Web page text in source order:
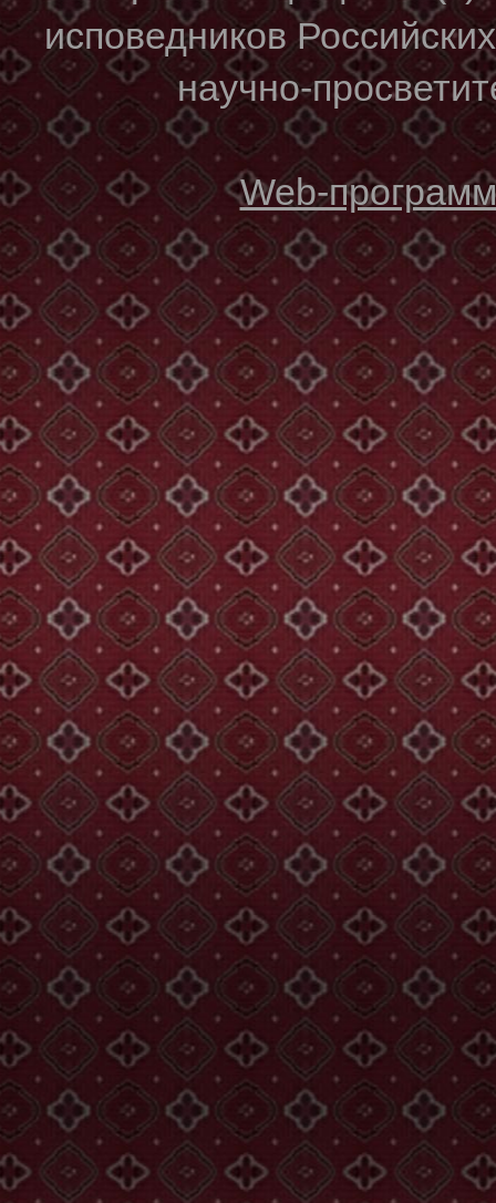
исповедников
научно-
Web-